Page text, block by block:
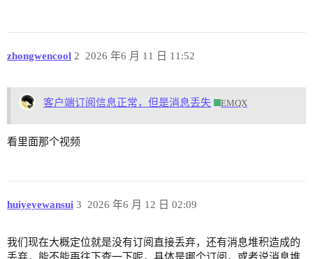
zhongwencool 2026 年6 月 11 日 11:52
2
客户端订阅信息正常，但是消息丢失 EMQX
看里面那个视频
huiyeyewansui 2026 年6 月 12 日 02:09
3
我们现在大概定位就是没有订阅直接丢弃，还有消息堆积造成的